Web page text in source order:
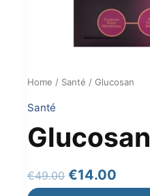
Home / Santé / Glucosan
Santé
Glucosan
€49.00 Original
€14.00